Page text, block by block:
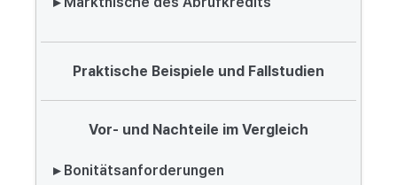
Praktische Beispiele und Fallstudien
Vor- und Nachteile im Vergleich
▸ Bonitätsanforderungen